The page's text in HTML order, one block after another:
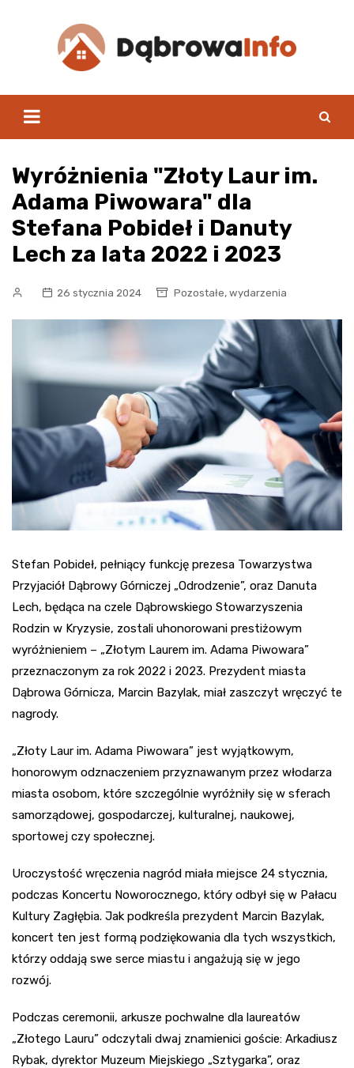
Wyróżnienia "Złoty Laur im.
Adama Piwowara" dla
Stefana Pobideł i Danuty
Lech za lata 2022 i 2023
26 stycznia 2024 Pozostałe, wydarzenia
Stefan Pobideł, pełniący funkcję prezesa Towarzystwa
Przyjaciół Dąbrowy Górniczej „Odrodzenie”, oraz Danuta
Lech, będąca na czele Dąbrowskiego Stowarzyszenia
Rodzin w Kryzysie, zostali uhonorowani prestiżowym
wyróżnieniem – „Złotym Laurem im. Adama Piwowara”
przeznaczonym za rok 2022 i 2023. Prezydent miasta
Dąbrowa Górnicza, Marcin Bazylak, miał zaszczyt wręczyć te
nagrody.
„Złoty Laur im. Adama Piwowara” jest wyjątkowym,
honorowym odznaczeniem przyznawanym przez włodarza
miasta osobom, które szczególnie wyróżniły się w sferach
samorządowej, gospodarczej, kulturalnej, naukowej,
sportowej czy społecznej.
Uroczystość wręczenia nagród miała miejsce 24 stycznia,
podczas Koncertu Noworocznego, który odbył się w Pałacu
Kultury Zagłębia. Jak podkreśla prezydent Marcin Bazylak,
koncert ten jest formą podziękowania dla tych wszystkich,
którzy oddają swe serce miastu i angażują się w jego
rozwój.
Podczas ceremonii, arkusze pochwalne dla laureatów
„Złotego Lauru” odczytali dwaj znamienici goście: Arkadiusz
Rybak, dyrektor Muzeum Miejskiego „Sztygarka”, oraz